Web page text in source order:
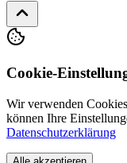
Cookie-
Wir verwenden
können Ihre
Datenschutzerklärung